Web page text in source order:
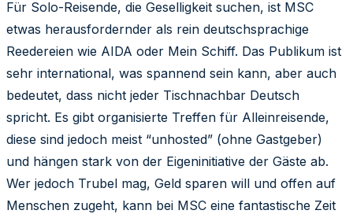
Für Solo-Reisende, die Geselligkeit suchen, ist MSC
etwas herausfordernder als rein deutschsprachige
Reedereien wie AIDA oder Mein Schiff. Das Publikum ist
sehr international, was spannend sein kann, aber auch
bedeutet, dass nicht jeder Tischnachbar Deutsch
spricht. Es gibt organisierte Treffen für Alleinreisende,
diese sind jedoch meist “unhosted” (ohne Gastgeber)
und hängen stark von der Eigeninitiative der Gäste ab.
Wer jedoch Trubel mag, Geld sparen will und offen auf
Menschen zugeht, kann bei MSC eine fantastische Zeit